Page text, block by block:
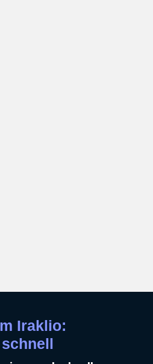
Iraklio: